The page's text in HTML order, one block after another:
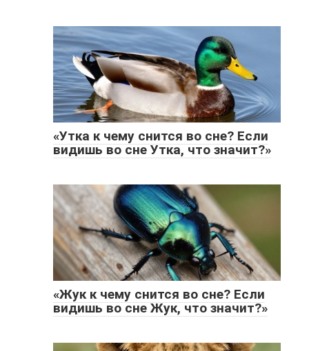
«Утка к чему снится во сне? Если
видишь во сне Утка, что значит?»
«Жук к чему снится во сне? Если
видишь во сне Жук, что значит?»